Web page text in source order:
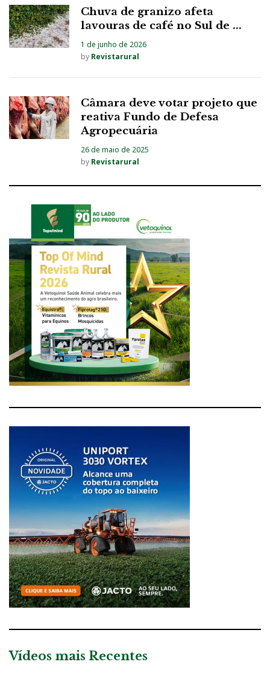
Chuva de granizo afeta
lavouras de café no Sul de ...
1 de junho de 2026
by Revistarural
Câmara deve votar projeto que
reativa Fundo de Defesa
Agropecuária
26 de maio de 2025
by Revistarural
Vídeos mais Recentes